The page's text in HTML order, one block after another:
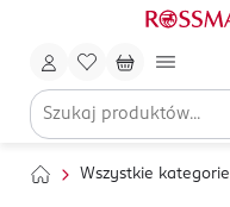
Wszystkie kategorie